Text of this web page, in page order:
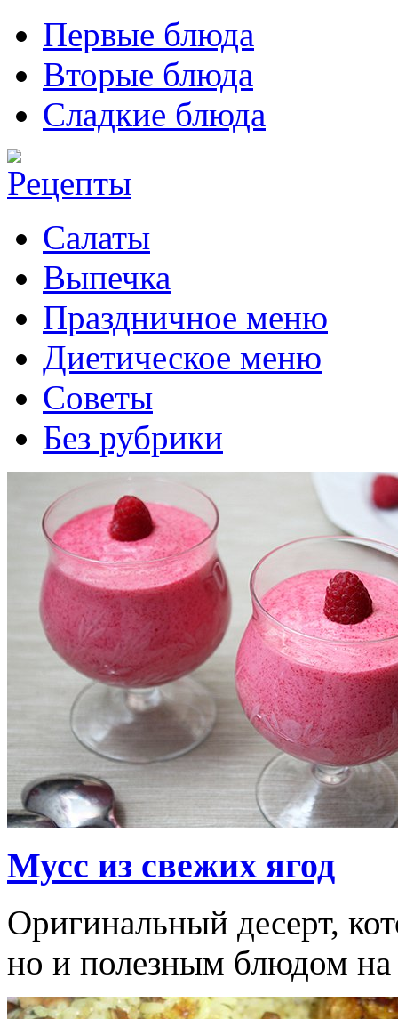
Первые блюда
Вторые блюда
Сладкие блюда
Салаты
Выпечка
Праздничное меню
Диетическое меню
Советы
Без рубрики
Мусс из свежих ягод
Оригинальный десерт,
но и полезным блюдом